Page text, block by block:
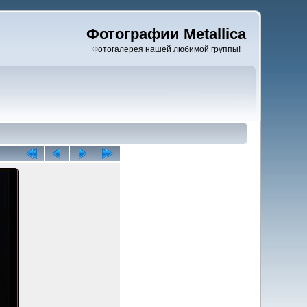
Фотографии Metallica
Фотогалерея нашей любимой группы!